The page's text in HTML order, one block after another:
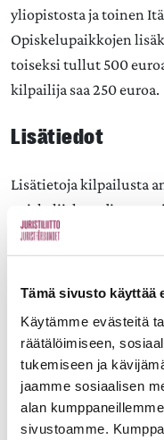
Tämä sivusto käyttää
Käytämme evästeitä
räätälöimiseen,
tukemiseen ja
jaamme sosiaalisen
alan
sivustoamme.
yliopistosta ja toinen
Opiskelupaikkojen
toiseksi tullut 500
kilpailija saa 250 euroa.
Lisätiedot
Lisätietoja kilpailusta
Liitto
Organisaatio
Valtuuskunta